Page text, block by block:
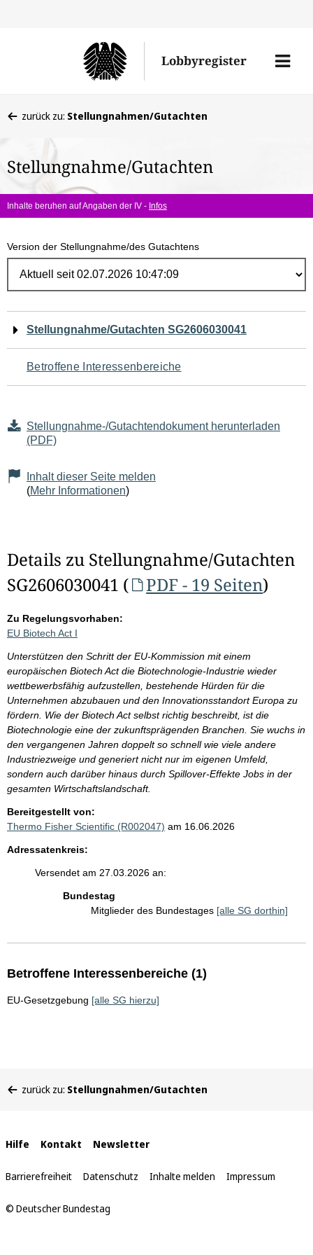
Lobbyregister
Menü
befinden
hier:
zurück zu: Stellungnahmen/Gutachten
Stellungnahme/Gutachten
Inhalte beruhen auf Angaben der IV - Infos
Version der Stellungnahme/des Gutachtens
Navigation
für
den
Seiteninhalt
Stellungnahme/Gutachten SG2606030041
Betroffene Interessenbereiche
Stellungnahme-/Gutachtendokument herunterladen
(PDF)
Inhalt dieser Seite melden
(Mehr Informationen)
Details zu Stellungnahme/Gutachten
SG2606030041 (
PDF - 19 Seiten)
Zu Regelungsvorhaben:
EU Biotech Act I
Unterstützen den Schritt der EU-Kommission mit einem
europäischen Biotech Act die Biotechnologie-Industrie wieder
wettbewerbsfähig aufzustellen, bestehende Hürden für die
Unternehmen abzubauen und den Innovationsstandort Europa zu
fördern. Wie der Biotech Act selbst richtig beschreibt, ist die
Biotechnologie eine der zukunftsprägenden Branchen. Sie wuchs in
den vergangenen Jahren doppelt so schnell wie viele andere
Industriezweige und generiert nicht nur im eigenen Umfeld,
sondern auch darüber hinaus durch Spillover-Effekte Jobs in der
gesamten Wirtschaftslandschaft.
Bereitgestellt von:
Thermo Fisher Scientific (R002047) am 16.06.2026
Adressatenkreis:
Versendet am 27.03.2026 an:
Bundestag
Mitglieder des Bundestages [alle SG dorthin]
Betroffene Interessenbereiche (1)
EU-Gesetzgebung [alle SG hierzu]
befinden
zurück zu: Stellungnahmen/Gutachten
Interne
Links
Hilfe Kontakt Newsletter
Barrierefreiheit Datenschutz Inhalte melden Impressum
© Deutscher Bundestag